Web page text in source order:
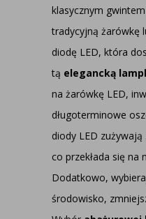
klasycznym
tradycyjną żarówkę
diodę LED, która
tą elegancką
na żarówkę LED,
długoterminowe
diody LED
co przekłada się na
Dodatkowo,
środowisko,